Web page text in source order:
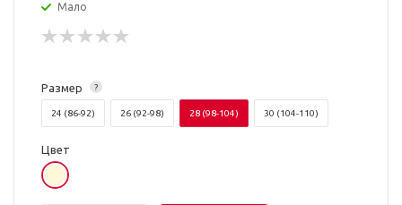
Мало
?
Размер
24 (86-92) 26 (92-98) 28 (98-104) 30 (104-110)
Цвет